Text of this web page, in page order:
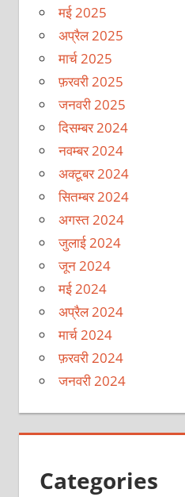
मई 2025
अप्रैल 2025
मार्च 2025
फ़रवरी 2025
जनवरी 2025
दिसम्बर 2024
नवम्बर 2024
अक्टूबर 2024
सितम्बर 2024
अगस्त 2024
जुलाई 2024
जून 2024
मई 2024
अप्रैल 2024
मार्च 2024
फ़रवरी 2024
जनवरी 2024
Categories